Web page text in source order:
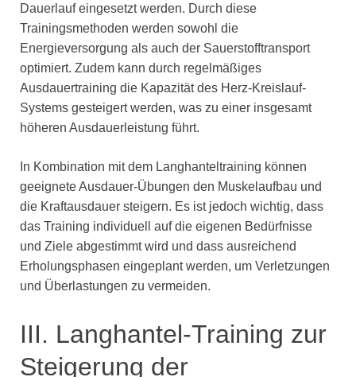
Dauerlauf eingesetzt werden. Durch diese
Trainingsmethoden werden sowohl die
Energieversorgung als auch der Sauerstofftransport
optimiert. Zudem kann durch regelmäßiges
Ausdauertraining die Kapazität des Herz-Kreislauf-
Systems gesteigert werden, was zu einer insgesamt
höheren Ausdauerleistung führt.
In Kombination mit dem Langhanteltraining können
geeignete Ausdauer-Übungen den Muskelaufbau und
die Kraftausdauer steigern. Es ist jedoch wichtig, dass
das Training individuell auf die eigenen Bedürfnisse
und Ziele abgestimmt wird und dass ausreichend
Erholungsphasen eingeplant werden, um Verletzungen
und Überlastungen zu vermeiden.
III. Langhantel-Training zur
Steigerung der